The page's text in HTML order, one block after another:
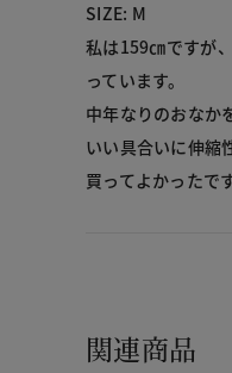
SIZE: M
私は159㎝ですが
っています。
中年なりのおなか
いい具合いに伸縮
買ってよかったです
関連商品